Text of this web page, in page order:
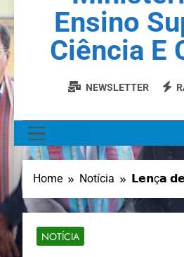
Ensino
Ciência E
NEWSLETTER
Home Notícia 𝗟𝗲𝗻ç𝗮
NOTÍCIA